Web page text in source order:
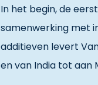
In het begin, de
samenwerking met
additieven levert
en van India tot aan